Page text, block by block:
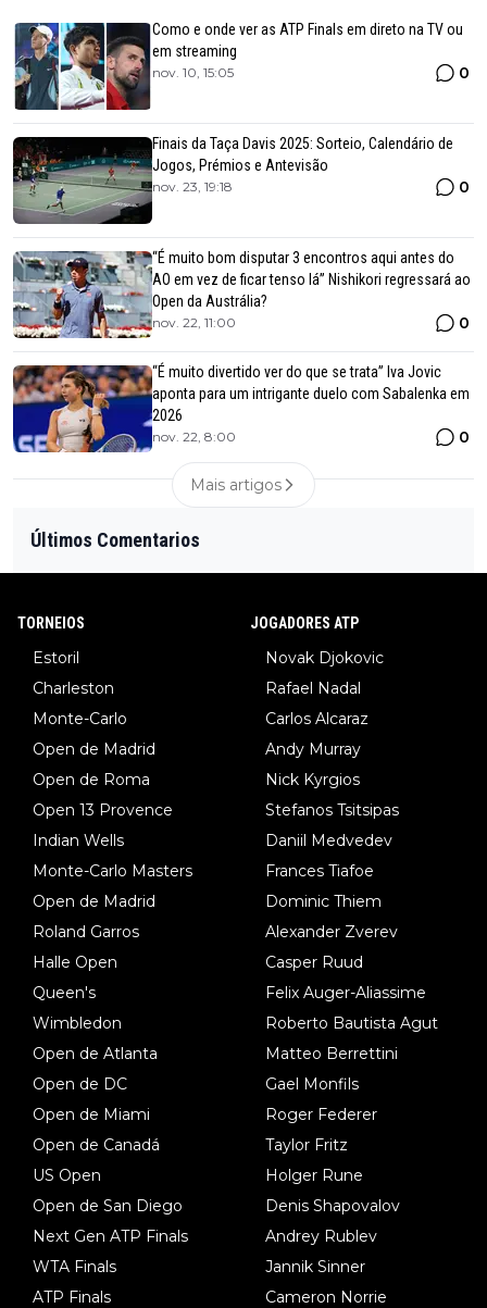
Como e onde ver as ATP Finals em direto na TV ou
em streaming
nov. 10, 15:05 0
Finais da Taça Davis 2025: Sorteio, Calendário de
Jogos, Prémios e Antevisão
nov. 23, 19:18 0
“É muito bom disputar 3 encontros aqui antes do
AO em vez de ficar tenso lá” Nishikori regressará ao
Open da Austrália?
nov. 22, 11:00 0
“É muito divertido ver do que se trata” Iva Jovic
aponta para um intrigante duelo com Sabalenka em
2026
nov. 22, 8:00 0
Mais artigos
Últimos Comentarios
TORNEIOS
Estoril
Charleston
Monte-Carlo
Open de Madrid
Open de Roma
Open 13 Provence
Indian Wells
Monte-Carlo Masters
Open de Madrid
Roland Garros
Halle Open
Queen's
Wimbledon
Open de Atlanta
Open de DC
Open de Miami
Open de Canadá
US Open
Open de San Diego
Next Gen ATP Finals
WTA Finals
ATP Finals
JOGADORES ATP
Novak Djokovic
Rafael Nadal
Carlos Alcaraz
Andy Murray
Nick Kyrgios
Stefanos Tsitsipas
Daniil Medvedev
Frances Tiafoe
Dominic Thiem
Alexander Zverev
Casper Ruud
Felix Auger-Aliassime
Roberto Bautista Agut
Matteo Berrettini
Gael Monfils
Roger Federer
Taylor Fritz
Holger Rune
Denis Shapovalov
Andrey Rublev
Jannik Sinner
Cameron Norrie